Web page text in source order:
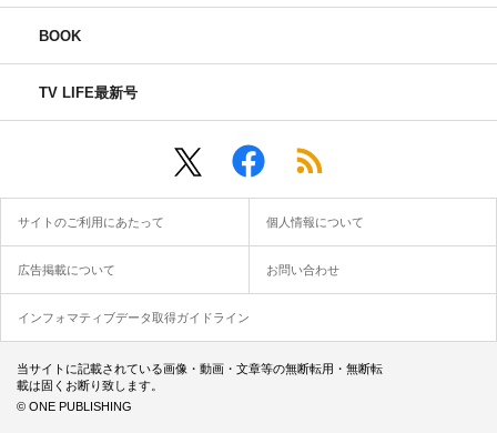
BOOK
TV LIFE最新号
サイトのご利用にあたって 個人情報について
広告掲載について お問い合わせ
インフォマティブデータ取得ガイドライン
当サイトに記載されている画像・動画・文章等の無断転用・無断転
載は固くお断り致します。
© ONE PUBLISHING